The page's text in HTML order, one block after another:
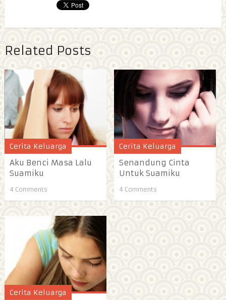
Related Posts
Cerita Keluarga
Aku Benci Masa Lalu
Suamiku
4 Comments
Cerita Keluarga
Senandung Cinta
Untuk Suamiku
4 Comments
Cerita Keluarga